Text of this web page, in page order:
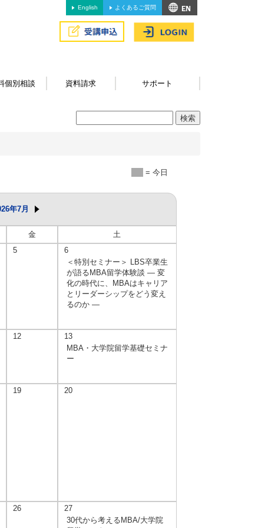
English よくあるご質問
個別相談 資料請求 サポート
= 今日
年7月
金
土
5
6
＜特別セミナー＞ LBS卒業生
が語るMBA留学体験談 ― 変
化の時代に、MBAはキャリア
とリーダーシップをどう変え
るのか ―
12
13
MBA・大学院留学基礎セミナ
ー
19 20
26
27
30代から考えるMBA/大学院